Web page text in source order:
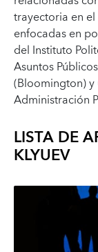
trayectoria en
enfocadas en
del Instituto
Asuntos
(Bloomington)
Administración
LISTA DE
KLYUEV